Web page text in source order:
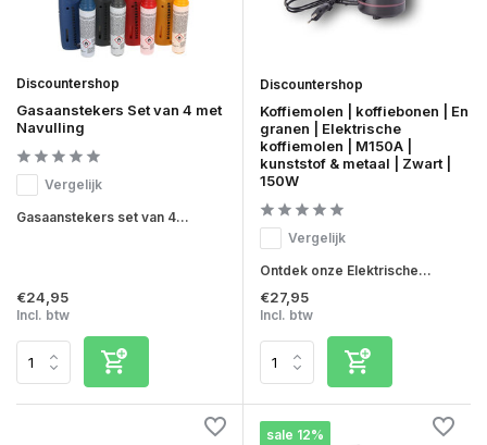
Discountershop
Gasaanstekers Set van 4 met
Navulling
Vergelijk
Gasaanstekers set van 4...
€24,95
Incl. btw
Discountershop
Koffiemolen | koffiebonen | En
granen | Elektrische
koffiemolen | M150A |
kunststof & metaal | Zwart |
150W
Vergelijk
Ontdek onze Elektrische...
€27,95
Incl. btw
sale 12%